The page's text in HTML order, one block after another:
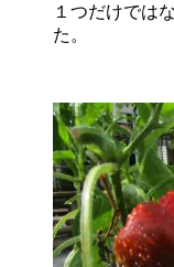
１つだけでは
た。